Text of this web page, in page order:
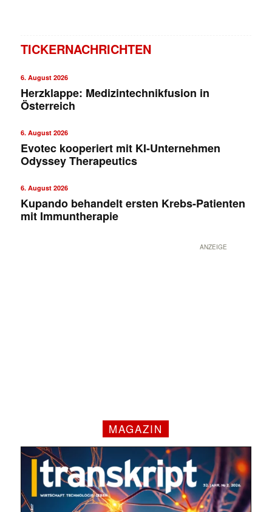
TICKERNACHRICHTEN
6. August 2026
Herzklappe: Medizintechnikfusion in
Österreich
6. August 2026
Evotec kooperiert mit KI-Unternehmen
Odyssey Therapeutics
6. August 2026
Kupando behandelt ersten Krebs-Patienten
mit Immuntherapie
ANZEIGE
MAGAZIN